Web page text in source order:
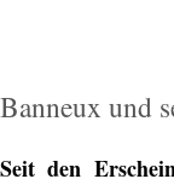
Banneux und
Seit den